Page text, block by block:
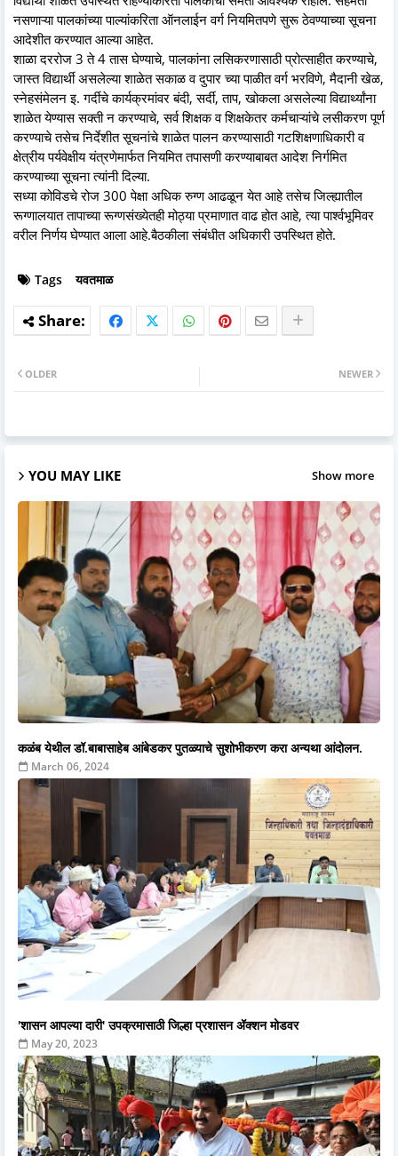
नसणाऱ्या पालकांच्या पाल्यांकरिता ऑनलाईन वर्ग नियमितपणे सुरू ठेवण्याच्या सूचना
आदेशीत करण्यात आल्या आहेत.
शाळा दररोज 3 ते 4 तास घेण्याचे, पालकांना लसिकरणासाठी प्रोत्साहीत करण्याचे,
जास्त विद्यार्थी असलेल्या शाळेत सकाळ व दुपार च्या पाळीत वर्ग भरविणे, मैदानी खेळ,
स्नेहसंमेलन इ. गर्दीचे कार्यक्रमांवर बंदी, सर्दी, ताप, खोकला असलेल्या विद्यार्थ्यांना
शाळेत येण्यास सक्ती न करण्याचे, सर्व शिक्षक व शिक्षकेतर कर्मचाऱ्यांचे लसीकरण पूर्ण
करण्याचे तसेच निर्देशीत सूचनांचे शाळेत पालन करण्यासाठी गटशिक्षणाधिकारी व
क्षेत्रीय पर्यवेक्षीय यंत्रणेमार्फत नियमित तपासणी करण्याबाबत आदेश निर्गमित
करण्याच्या सूचना त्यांनी दिल्या.
सध्या कोविडचे रोज 300 पेक्षा अधिक रुग्ण आढळून येत आहे तसेच जिल्ह्यातील
रूग्णालयात तापाच्या रूग्णसंख्येतही मोठ्या प्रमाणात वाढ होत आहे, त्या पार्श्वभूमिवर
वरील निर्णय घेण्यात आला आहे.बैठकीला संबंधीत अधिकारी उपस्थित होते.
Tags यवतमाळ
NEWER
OLDER
YOU MAY LIKE Show more
कळंब येथील डॉ.बाबासाहेब आंबेडकर पुतळ्याचे सुशोभीकरण करा अन्यथा आंदोलन.
March 06, 2024
'शासन आपल्या दारी' उपक्रमासाठी जिल्हा प्रशासन ॲक्शन मोडवर
May 20, 2023